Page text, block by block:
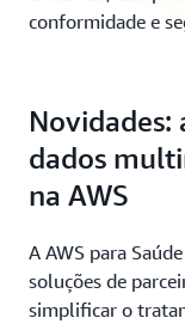
conformidade e
Novidades:
dados
na AWS
A AWS para
soluções de
simplificar o